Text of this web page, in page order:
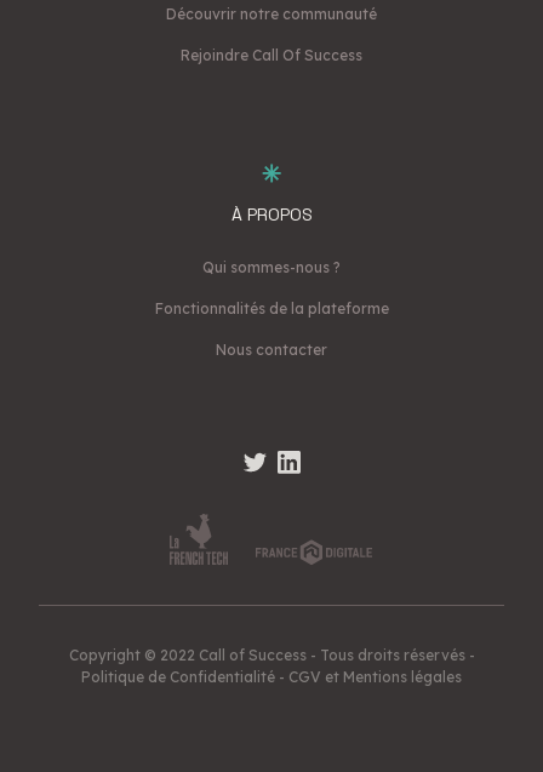
Découvrir notre communauté
Rejoindre Call Of Success
À PROPOS
Qui sommes-nous ?
Fonctionnalités de la plateforme
Nous contacter
Copyright © 2022 Call of Success - Tous droits réservés -
Politique de Confidentialité - CGV et Mentions légales